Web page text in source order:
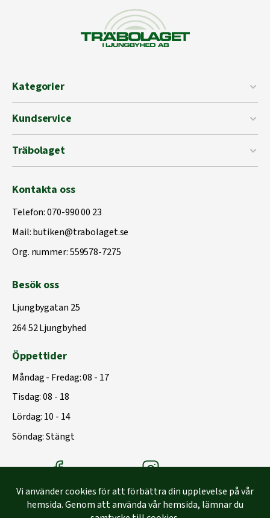
Kategorier
Kundservice
Träbolaget
Kontakta oss
Telefon:070-990 00 23
Mail:butiken@trabolaget.se
Org. nummer: 559578-7275
Besök oss
Ljungbygatan 25
264 52 Ljungbyhed
Öppettider
Måndag - Fredag: 08 - 17
Tisdag: 08 - 18
Lördag: 10 - 14
Söndag: Stängt
Träbolagets FacebookTräbolagets instagram